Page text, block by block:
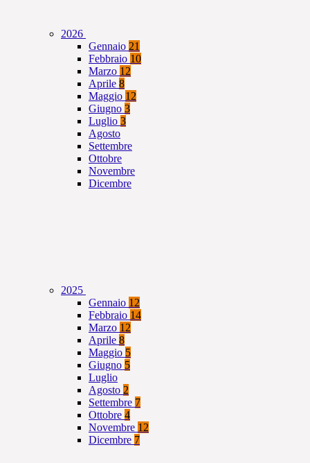
2026
Gennaio 21
Febbraio 10
Marzo 12
Aprile 8
Maggio 12
Giugno 3
Luglio 3
Agosto
Settembre
Ottobre
Novembre
Dicembre
2025
Gennaio 12
Febbraio 14
Marzo 12
Aprile 8
Maggio 5
Giugno 5
Luglio
Agosto 2
Settembre 7
Ottobre 4
Novembre 12
Dicembre 7